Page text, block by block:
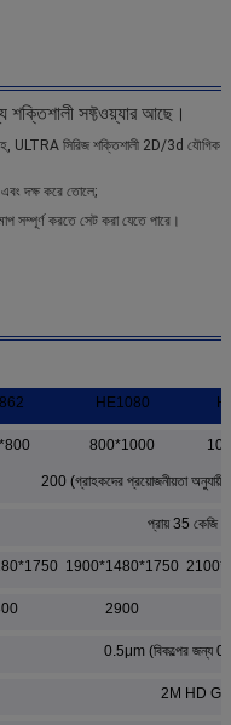
শক্তিশালী সফ্টওয়্যার আছে।
ULTRA সিরিজ শক্তিশালী 2D/3d যৌগিক
দক্ষ করে তোলে;
সম্পূর্ণ করতে সেট করা যেতে পারে।
HE1080
800*1000
200 (গ্রাহকদের প্রয়োজনীয়তা অনুযায়ী
প্রায় 35 কেজি
1900*1480*1750
2900
0.5μm (বিকল্পের জন্য
2M HD